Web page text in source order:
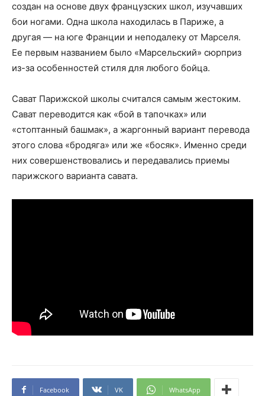
создан на основе двух французских школ, изучавших
бои ногами. Одна школа находилась в Париже, а
другая — на юге Франции и неподалеку от Марселя.
Ее первым названием было «Марсельский» сюрприз
из-за особенностей стиля для любого бойца.
Сават Парижской школы считался самым жестоким.
Сават переводится как «бой в тапочках» или
«стоптанный башмак», а жаргонный вариант перевода
этого слова «бродяга» или же «босяк». Именно среди
них совершенствовались и передавались приемы
парижского варианта савата.
Facebook VK WhatsApp